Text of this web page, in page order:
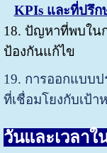
KPIs และที่ปรึก
18. ปัญหาที่พบใน
ป้องกันแก้ไข
19. การออกแบบ
ที่เชื่อมโยงกับเป้า
วันและเวลาใ